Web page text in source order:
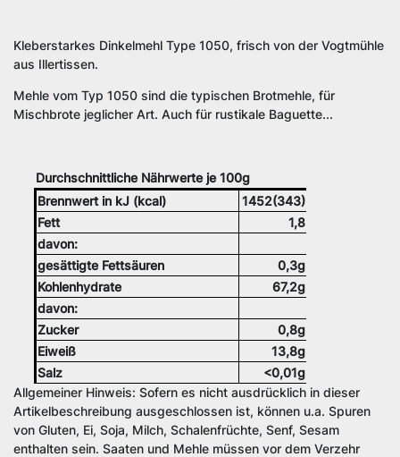
Kleberstarkes Dinkelmehl Type 1050, frisch von der Vogtmühle
aus Illertissen.
Mehle vom Typ 1050 sind die typischen Brotmehle, für
Mischbrote jeglicher Art. Auch für rustikale Baguette...
Durchschnittliche Nährwerte je 100g
Brennwert in kJ (kcal)
1452(343)
Fett
1,8
davon:
gesättigte Fettsäuren
0,3g
Kohlenhydrate
67,2g
davon:
Zucker
0,8g
Eiweiß
13,8g
Salz
<0,01g
Allgemeiner Hinweis: Sofern es nicht ausdrücklich in dieser
Artikelbeschreibung ausgeschlossen ist, können u.a. Spuren
von Gluten, Ei, Soja, Milch, Schalenfrüchte, Senf, Sesam
enthalten sein. Saaten und Mehle müssen vor dem Verzehr